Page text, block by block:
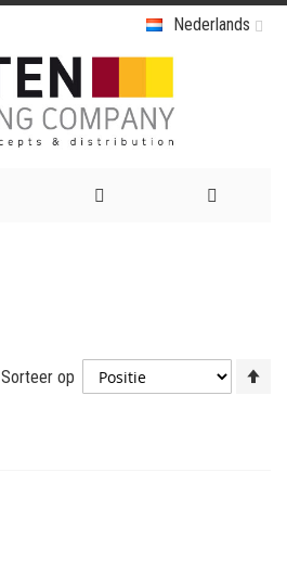
Nederlands
Sorteer op